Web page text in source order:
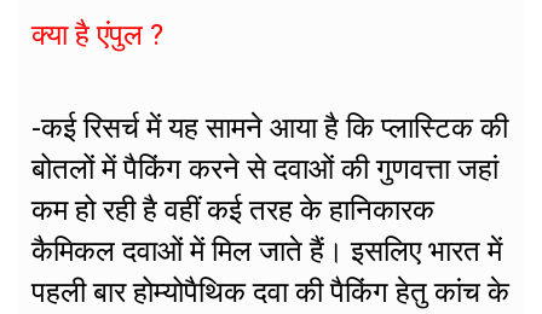
क्या है एंपुल ?
-कई रिसर्च में यह सामने आया है कि प्लास्टिक की
बोतलों में पैकिंग करने से दवाओं की गुणवत्ता जहां
कम हो रही है वहीं कई तरह के हानिकारक
कैमिकल दवाओं में मिल जाते हैं। इसलिए भारत में
पहली बार होम्योपैथिक दवा की पैकिंग हेतु कांच के